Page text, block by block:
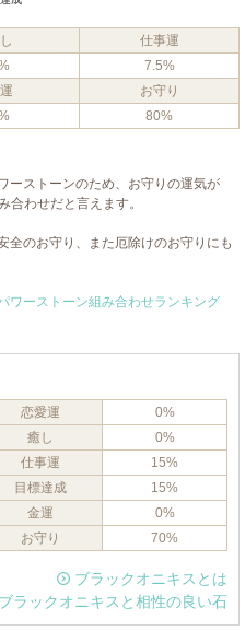
仕事運
7.5%
お守り
80%
ーストーンのため、お守りの運気が
合わせだと言えます。
全のお守り、また厄除けのお守りにも
ワーストーン組み合わせランキング
恋愛運
0%
癒し
0%
仕事運
15%
目標達成
15%
金運
0%
お守り
70%
ブラックオニキスとは
ブラックオニキスと相性の良い石